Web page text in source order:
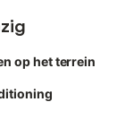
dorp
op het terrein